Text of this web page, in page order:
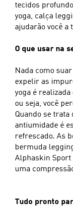
tecidos
yoga, calça
ajudarão você a
O que usar na
Nada como
expelir as
yoga é
ou seja, você
Quando se trata
antiumidade é
refrescado. As
bermuda
Alphaskin Sport
uma
Tudo pronto